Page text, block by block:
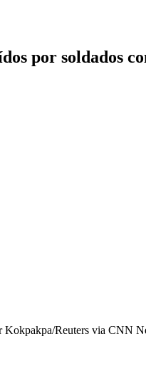
por soldados
Kokpakpa/Reuters via CNN